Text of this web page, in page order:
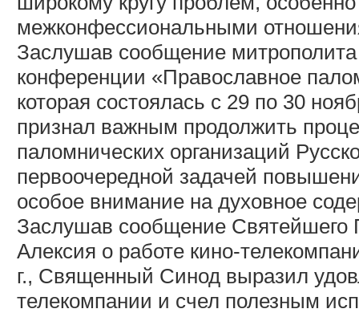
межконфессиональными
Заслушав сообщение
конференции «Православное
которая состоялась с 29 по 30
признал важным продолжить
паломнических организаций
первоочередной задачей
особое внимание на духовное
Заслушав сообщение Святейшего
Алексия о работе кино-
г., Священный Синод выразил
телекомпании и счел полезным